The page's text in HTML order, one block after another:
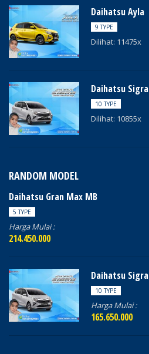
Daihatsu Ayla
9 TYPE
Dilihat: 11475x
Daihatsu Sigra
10 TYPE
Dilihat: 10855x
RANDOM MODEL
Daihatsu Gran Max MB
5 TYPE
Harga Mulai :
214.450.000
Daihatsu Sigra
10 TYPE
Harga Mulai :
165.650.000